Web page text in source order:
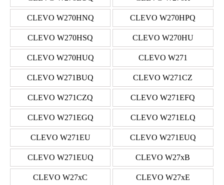
CLEVO W270HNQ CLEVO W270HPQ
CLEVO W270HSQ CLEVO W270HU
CLEVO W270HUQ CLEVO W271
CLEVO W271BUQ CLEVO W271CZ
CLEVO W271CZQ CLEVO W271EFQ
CLEVO W271EGQ CLEVO W271ELQ
CLEVO W271EU CLEVO W271EUQ
CLEVO W271EUQ CLEVO W27xB
CLEVO W27xC CLEVO W27xE